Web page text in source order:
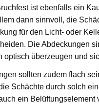
ist ebenfalls ein
dann sinnvoll, die
für den Licht- oder
Die Abdeckungen
optisch überzeugen und
sollten zudem flach
Schächte durch solch
ein Belüftungselement